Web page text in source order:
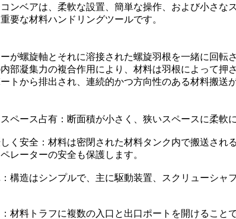
ンベアは、柔軟な設置、簡単な操作、および小さ
要な材料ハンドリングツールです。
が螺旋軸とそれに溶接された螺旋羽根を一緒に回
部凝集力の複合作用により、材料は羽根によって
トから排出され、連続的かつ方向性のある材料搬送
ペース占有：断面積が小さく、狭いスペースに柔軟
く安全：材料は密閉された材料タンク内で搬送さ
レーターの安全も保護します。
構造はシンプルで、主に駆動装置、スクリューシ
材料トラフに複数の入口と出口ポートを開けること